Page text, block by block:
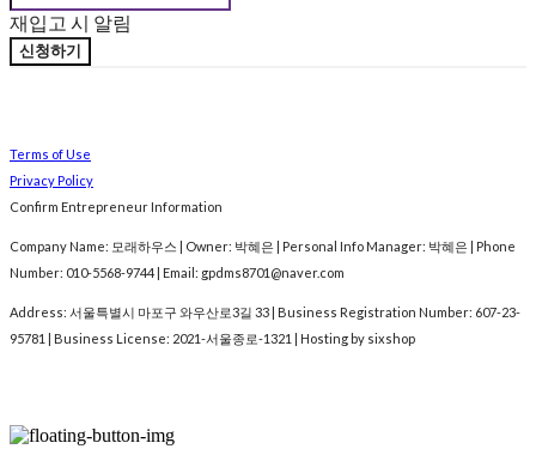
재입고 시 알림
신청하기
Terms of Use
Privacy Policy
Confirm Entrepreneur Information
Company Name: 모래하우스 | Owner: 박혜은 | Personal Info Manager: 박혜은 | Phone
Number: 010-5568-9744 | Email: gpdms8701@naver.com
Address: 서울특별시 마포구 와우산로3길 33 | Business Registration Number: 607-23-
95781
| Business License: 2021-서울종로-1321 | Hosting by sixshop